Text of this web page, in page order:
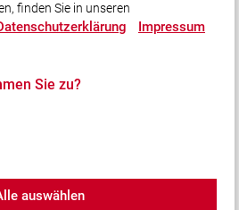
und vernetzen Sie sich
Lohberg
finden Sie in unseren
Impressum
Sie zu?
auswählen